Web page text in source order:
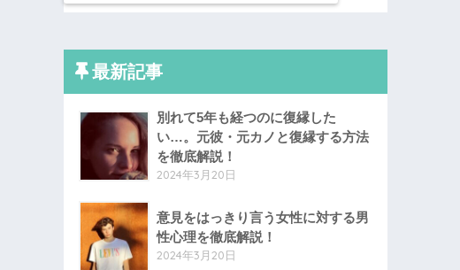
最新記事
別れて5年も経つのに復縁した
い…。元彼・元カノと復縁する方法
を徹底解説！
2024年3月20日
意見をはっきり言う女性に対する男
性心理を徹底解説！
2024年3月20日